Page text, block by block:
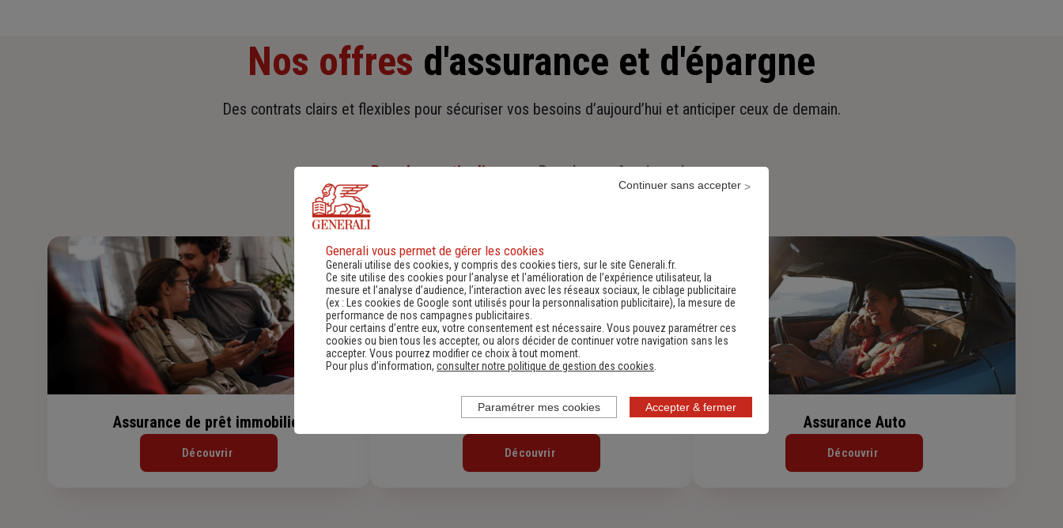
Nos offres d'assurance et d'épargne
Des contrats clairs et flexibles pour sécuriser vos besoins d’aujourd’hui et anticiper ceux de demain.
Pour les particuliers Pour les professionnels
Assurance de prêt immobilier
Découvrir
Assurance Habitation
Découvrir
Assurance Auto
Découvrir
Generali vous permet de gérer les cookies
Generali utilise des cookies, y compris des cookies tiers, sur le site Generali.fr.
Ce site utilise des cookies pour l’analyse et l'amélioration de l’expérience utilisateur, la
mesure et l’analyse d’audience, l’interaction avec les réseaux sociaux, le ciblage publicitaire
(ex :
Les cookies de Google sont utilisés pour la personnalisation publicitaire), la mesure de
performance de nos campagnes publicitaires.
Pour certains d’entre eux, votre consentement est nécessaire. Vous pouvez paramétrer ces
cookies ou bien tous les accepter, ou alors décider de continuer votre navigation sans les
accepter. Vous pourrez modifier ce choix à tout moment.
Pour plus d’information, consulter notre politique de gestion des cookies
Accepter & fermer
Continuer sans accepter
Paramétrer mes cookies